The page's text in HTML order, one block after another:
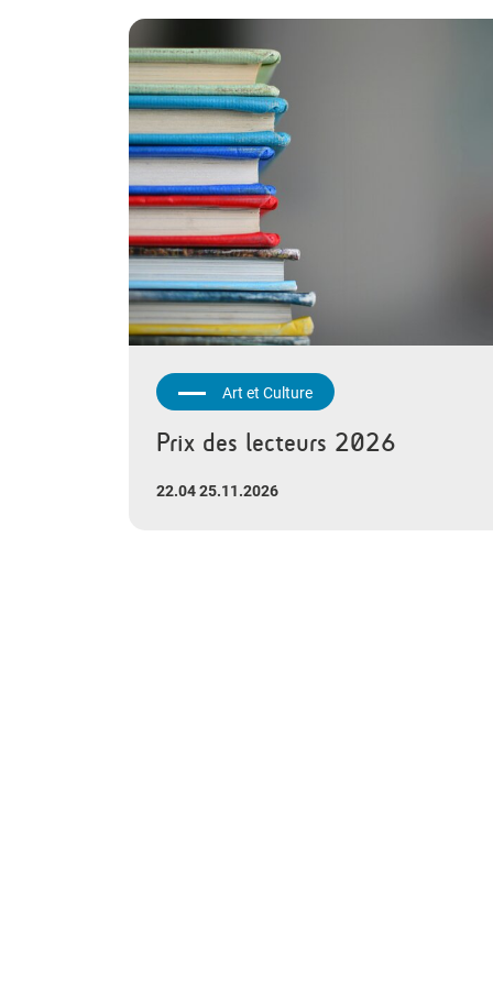
Art et Culture
Prix des lecteurs 2026
22.04 25.11.2026